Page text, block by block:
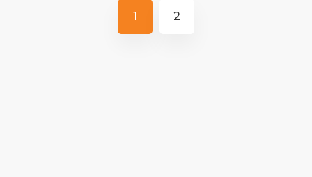
1 2